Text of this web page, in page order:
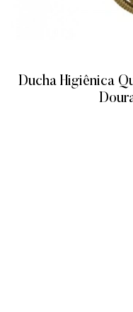
Ducha Higiênica